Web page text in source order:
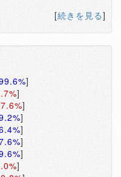
[続きを見る]
]
]
]
]
]
]
]
]